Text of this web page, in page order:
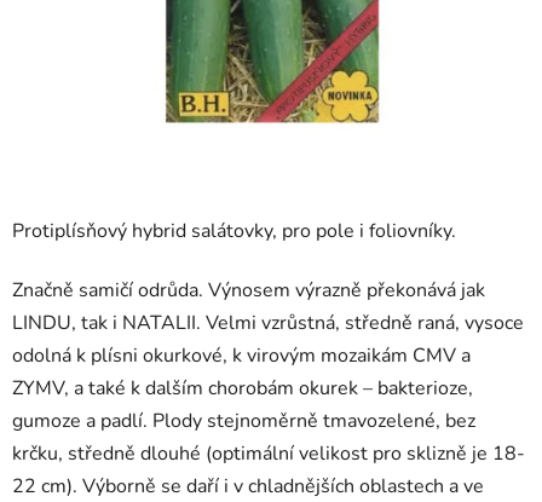
Protiplísňový hybrid salátovky, pro pole i foliovníky.
Značně samičí odrůda. Výnosem výrazně překonává jak
LINDU, tak i NATALII. Velmi vzrůstná, středně raná, vysoce
odolná k plísni okurkové, k virovým mozaikám CMV a
ZYMV, a také k dalším chorobám okurek – bakterioze,
gumoze a padlí. Plody stejnoměrně tmavozelené, bez
krčku, středně dlouhé (optimální velikost pro sklizně je 18-
22 cm). Výborně se daří i v chladnějších oblastech a ve